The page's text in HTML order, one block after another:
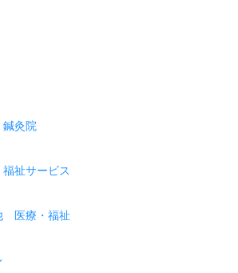
鍼灸院
祉サービス
医療・福祉